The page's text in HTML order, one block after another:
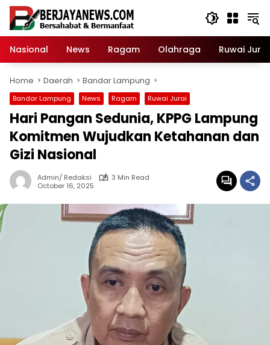
Skip
content
Nasional
News Ragam Olahraga Ruwai Jurai
Home Daerah Bandar Lampung
Bandar Lampung News Ragam Ruwai Jurai
Hari Pangan Sedunia, KPPG Lampung
Komitmen Wujudkan Ketahanan dan
Gizi Nasional
Admin/ Redaksi
3 Min Read
October 16, 2025